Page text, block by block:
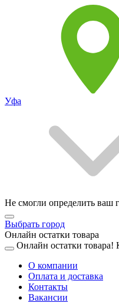
Уфа
Не смогли определить ваш
Выбрать город
Онлайн остатки товара
Онлайн остатки товара!
О компании
Оплата и доставка
Контакты
Вакансии